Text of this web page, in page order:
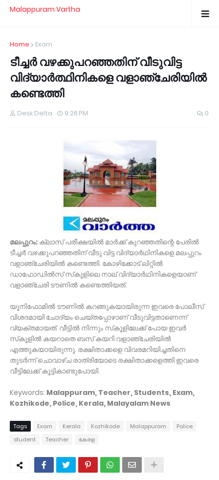
Malappuram Vartha
Home Exam
ടീച്ചര്‍ വഴക്കുപറഞ്ഞതിന് വീടുവിട്ട
വിദ്യാര്‍ത്ഥിനികളെ വളാഞ്ചേരിയില്‍
കണ്ടെത്തി
Desk Delta 9:26 PM 0
മലപ്പുറം: ക്ലാസ് പരീക്ഷയില്‍ മാര്‍ക്ക് കുറഞ്ഞതിന്റെ പേരില്‍
ടീച്ചര്‍ വഴക്കുപറഞ്ഞതിന് വീടു വിട്ട വിദ്യാര്‍ഥിനികളെ മലപ്പുറം
വളാഞ്ചേരിയില്‍ കണ്ടെത്തി. കോഴിക്കോട് ലിറ്റില്‍
ഡാഫോഡില്‍സ് സ്‌കൂളിലെ നാല് വിദ്യാര്‍ഥിനികളെയാണ്
വളാഞ്ചേരി ടൗണില്‍ കണ്ടെത്തിയത്.
യൂനിഫോമില്‍ ടൗണില്‍ കറങ്ങുകയായിരുന്ന ഇവരെ പോലീസ്
വിശദമായി ചോദ്യം ചെയ്തപ്പോഴാണ് വീടുവിട്ടതാണെന്ന്
വ്യക്തമായത്. വീട്ടില്‍ നിന്നും സ്‌കൂളിലേക്ക് പോയ ഇവര്‍
സ്‌കൂളില്‍ കയറാതെ ബസ് കയറി വളാഞ്ചേരിയില്‍
എത്തുകയായിരുന്നു. രക്ഷിതാക്കളെ വിവരമറിയിച്ചതിനെ
തുടര്‍ന്ന് ചൊവാഴ്ച രാത്രിയോടെ രക്ഷിതാക്കളെത്തി ഇവരെ
വീട്ടിലേക്ക് കൂട്ടികാണ്ടുപോയി.
Keywords: Malappuram, Teacher, Students, Exam,
Kozhikode, Police, Kerala, Malayalam News
Tags Exam Kerala Kozhikode Malappuram
Police
student
Teacher കേരള